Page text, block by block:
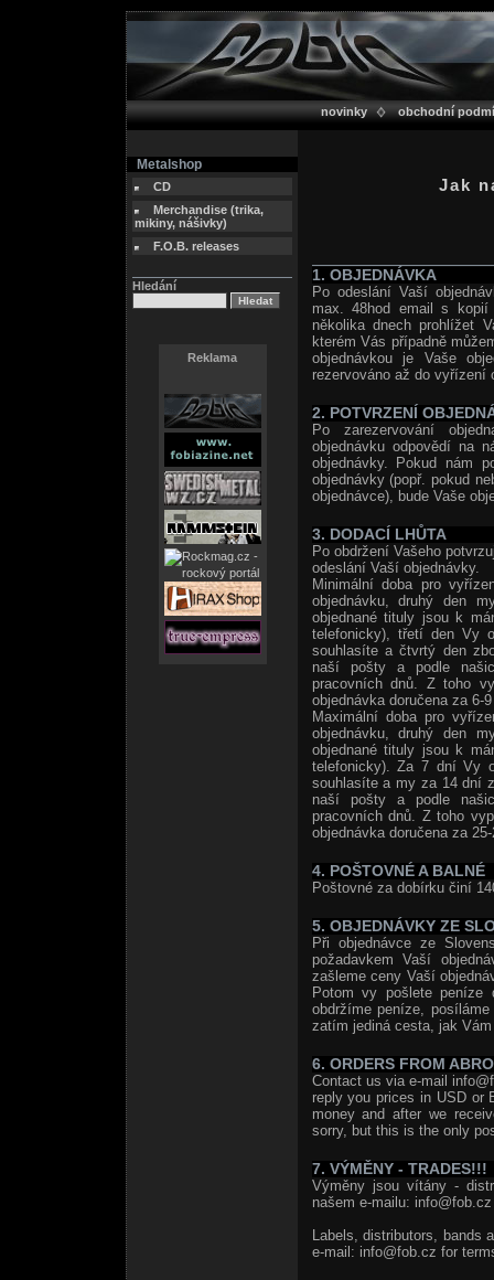
novinky obchodní
Metalshop
CD
Merchandise (trika,
mikiny, nášivky)
F.O.B. releases
Hledání
Reklama
Jak
1. OBJEDNÁVKA
Po odeslání Vaší
max. 48hod email s kopií
několika dnech prohlížet
kterém Vás případně
objednávkou je Vaše
rezervováno až do vyřízení
2. POTVRZENÍ
Po zarezervování
objednávku odpovědí na
objednávky. Pokud nám
objednávky (popř. pokud
objednávce), bude Vaše
3. DODACÍ LHŮTA
Po obdržení Vašeho
odeslání Vaší objednávky.
Minimální doba pro
objednávku, druhý den
objednané tituly jsou k
telefonicky), třetí den Vy
souhlasíte a čtvrtý den
naší pošty a podle
pracovních dnů. Z toho
objednávka doručena za 6-
Maximální doba pro
objednávku, druhý den
objednané tituly jsou k
telefonicky). Za 7 dní Vy
souhlasíte a my za 14 dní
naší pošty a podle
pracovních dnů. Z toho
objednávka doručena za
4. POŠTOVNÉ A BALNÉ
Poštovné za dobírku činí
5. OBJEDNÁVKY ZE
Při objednávce ze
požadavkem Vaší
zašleme ceny Vaší
Potom vy pošlete peníze
obdržíme peníze,
zatím jediná cesta, jak
6. ORDERS FROM
Contact us via e-mail
reply you prices in USD or
money and after we
sorry, but this is the only
7. VÝMĚNY - TRADES!!!
Výměny jsou vítány -
našem e-mailu:
Labels, distributors, bands
e-mail: info@fob.cz for